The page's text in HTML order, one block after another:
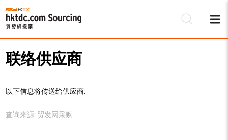
联络供应商
以下信息将传送给供应商:
查询来源: 贸发网采购